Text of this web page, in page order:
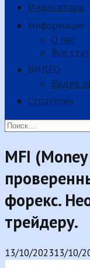
Индикаторы
Информация
О нас
Все
ВИДЕО
Видео
Стратегии
Найти:
MFI
форекс.
трейдеру.
13/10/202313/10/